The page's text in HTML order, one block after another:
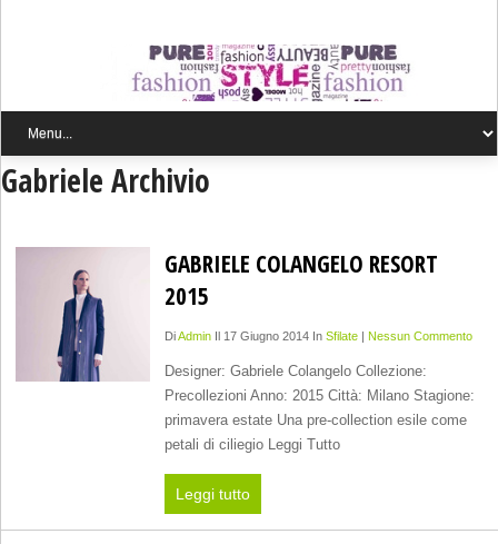
Gabriele Archivio
GABRIELE COLANGELO RESORT
2015
DiAdminIl 17 Giugno 2014 In Sfilate| Nessun Commento
Designer: Gabriele Colangelo Collezione:
Precollezioni Anno: 2015 Città: Milano Stagione:
primavera estate Una pre-collection esile come
petali di ciliegio Leggi Tutto
Leggi tutto